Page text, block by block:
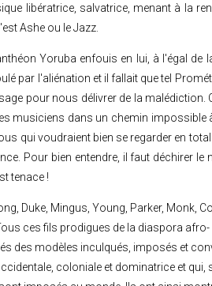
libératrice, salvatrice, menant à la
Ashe ou le Jazz.
Yoruba enfouis en lui, à l'égal de
par l'aliénation et il fallait que tel
pour nous délivrer de la malédiction.
musiciens dans un chemin impossible
qui voudraient bien se regarder en
Pour bien entendre, il faut déchirer le
tenace !
Duke, Mingus, Young, Parker, Monk,
ces fils prodigues de la diaspora afro-
des modèles inculqués, imposés et
coloniale et dominatrice et qui,